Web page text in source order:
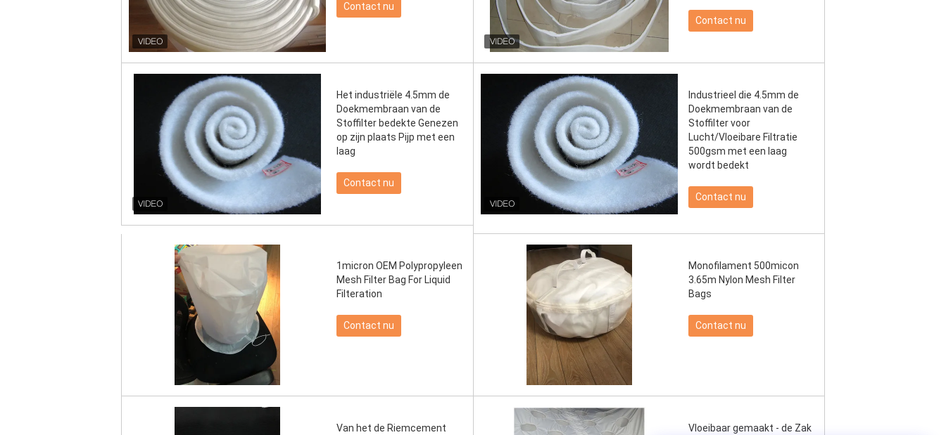
Contact nu
Contact nu
Het industriële 4.5mm de
Doekmembraan van de
Stoffilter bedekte Genezen
op zijn plaats Pijp met een
laag
Contact nu
Industrieel die 4.5mm de
Doekmembraan van de
Stoffilter voor
Lucht/Vloeibare Filtratie
500gsm met een laag
wordt bedekt
Contact nu
1micron OEM Polypropyleen
Mesh Filter Bag For Liquid
Filteration
Contact nu
Monofilament 500micon
3.65m Nylon Mesh Filter
Bags
Contact nu
Van het de Riemcement
Vloeibaar gemaakt - de Zak